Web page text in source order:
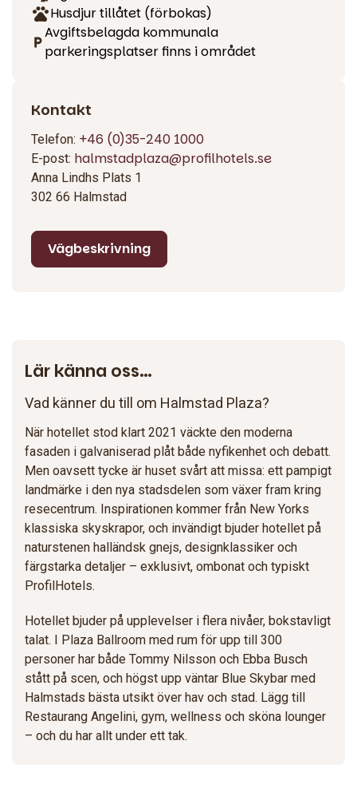
Husdjur tillåtet (förbokas)
Avgiftsbelagda kommunala
parkeringsplatser finns i området
Kontakt
Telefon: +46 (0)35-240 1000
E-post: halmstadplaza@profilhotels.se
Anna Lindhs Plats 1
302 66 Halmstad
Vägbeskrivning
Lär känna oss…
Vad känner du till om Halmstad Plaza?
När hotellet stod klart 2021 väckte den moderna
fasaden i galvaniserad plåt både nyfikenhet och debatt.
Men oavsett tycke är huset svårt att missa: ett pampigt
landmärke i den nya stadsdelen som växer fram kring
resecentrum. Inspirationen kommer från New Yorks
klassiska skyskrapor, och invändigt bjuder hotellet på
naturstenen halländsk gnejs, designklassiker och
färgstarka detaljer – exklusivt, ombonat och typiskt
ProfilHotels.
Hotellet bjuder på upplevelser i flera nivåer, bokstavligt
talat. I Plaza Ballroom med rum för upp till 300
personer har både Tommy Nilsson och Ebba Busch
stått på scen, och högst upp väntar Blue Skybar med
Halmstads bästa utsikt över hav och stad. Lägg till
Restaurang Angelini, gym, wellness och sköna lounger
– och du har allt under ett tak.